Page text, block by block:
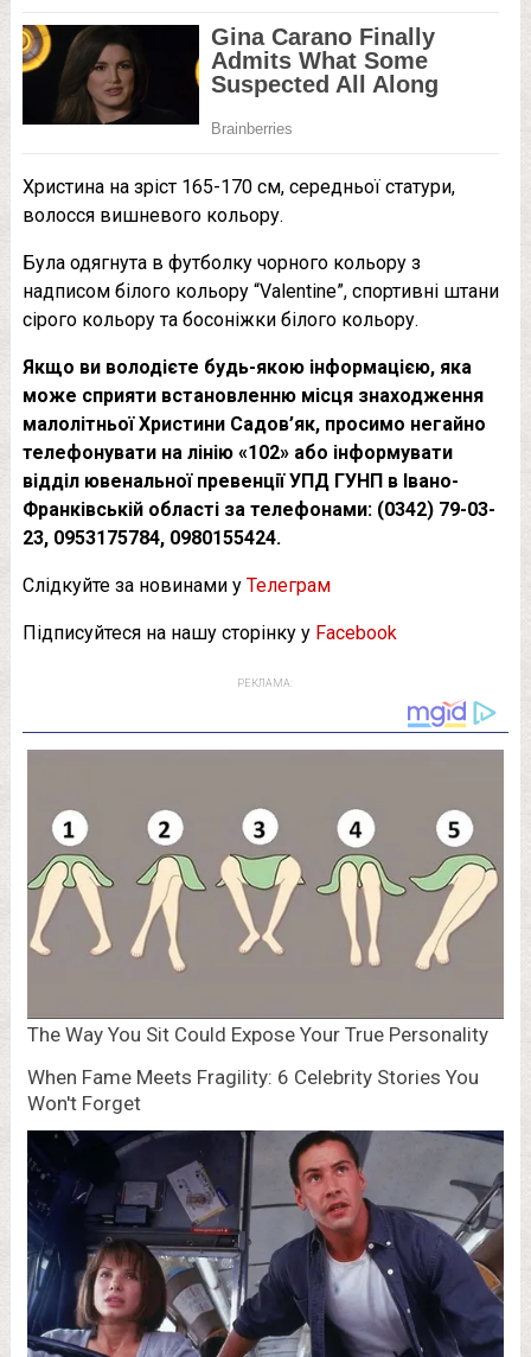
Христина на зріст 165-170 см, середньої статури,
волосся вишневого кольору.
Була одягнута в футболку чорного кольору з
надписом білого кольору “Valentine”, спортивні штани
сірого кольору та босоніжки білого кольору.
Якщо ви володієте будь-якою інформацією, яка
може сприяти встановленню місця знаходження
малолітньої Христини Садов’як, просимо негайно
телефонувати на лінію «102» або інформувати
відділ ювенальної превенції УПД ГУНП в Івано-
Франківській області за телефонами: (0342) 79-03-
23, 0953175784, 0980155424.
Слідкуйте за новинами у Телеграм
Підписуйтеся на нашу сторінку у Facebook
РЕКЛАМА: